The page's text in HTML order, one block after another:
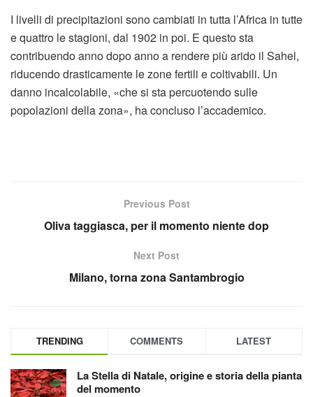
I livelli di precipitazioni sono cambiati in tutta l’Africa in tutte
e quattro le stagioni, dal 1902 in poi. E questo sta
contribuendo anno dopo anno a rendere più arido il Sahel,
riducendo drasticamente le zone fertili e coltivabili. Un
danno incalcolabile, «che si sta percuotendo sulle
popolazioni della zona», ha concluso l’accademico.
Previous Post
Oliva taggiasca, per il momento niente dop
Next Post
Milano, torna zona Santambrogio
TRENDING COMMENTS LATEST
La Stella di Natale, origine e storia della pianta
del momento